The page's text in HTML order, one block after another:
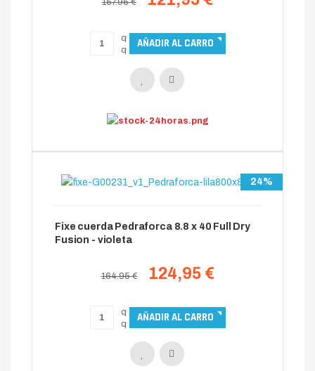
157.95 €
24%
Fixe cuerda Pedraforca 8.8 x 40 Full Dry
Fusion - violeta
164.95 € 124,95 €